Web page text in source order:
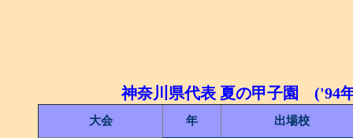
神奈川県代表 夏の甲子園 ('94
大会 年 出場校